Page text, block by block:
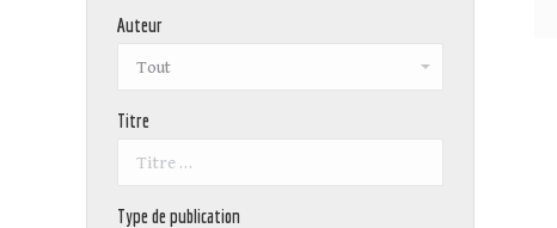
Auteur
Titre
Type de publication